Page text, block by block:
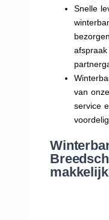
Snelle
van
service